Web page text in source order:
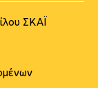
ΣΚΑΪ